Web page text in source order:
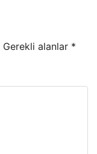
Gerekli alanlar *